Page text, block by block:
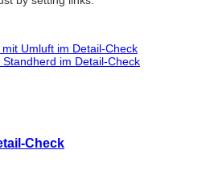
Umluft im Detail-Check
im Detail-Check
Check